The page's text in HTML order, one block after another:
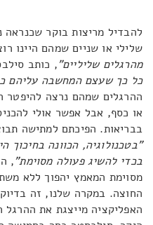
להבדיל מריצות בוקר שכנראה
שלילי או שניים שמהם היינו
מהרגלים שליליים", כותב
כל כך שעצם המחשבה עליהם
ההרגלים שמהם נרצה להיפטר
או כסף, אבל אפשר אולי
בבריאות. הפיכתם למתישה
"בטכנולוגיה, הכוונה
בכדי להשיג פעולה מסוימת",
מסוימת המאמץ יהפוך ללא
החוצה. במקרה שלנו, זה
האפליקציה מייצגת את